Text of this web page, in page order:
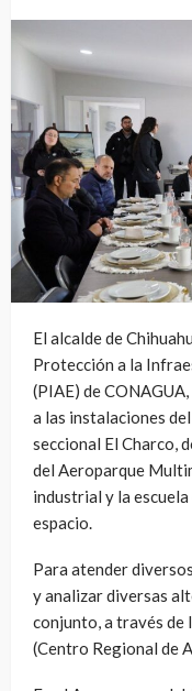
El alcalde de
Protección a la
(PIAE) de
a las instalaciones
seccional El Charco,
del Aeroparque
industrial y la
espacio.
Para atender
y analizar diversas
conjunto, a través de
(Centro Regional de